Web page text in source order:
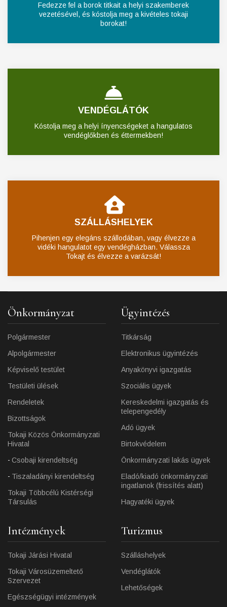
Fedezze fel a borok titkait a helyi szakemberek
vezetésével, és kóstolja meg a kivételes tokaji
borokat!
VENDÉGLÁTÓK
Kóstolja meg a helyi ínyencségeket a hangulatos
vendéglőkben és éttermekben!
SZÁLLÁSHELYEK
Pihenjen egy elegáns szállodában, vagy élvezze a
vidéki hangulatot egy vendégházban. Válassza
Tokajt és élvezze a varázsát!
Önkormányzat
Polgármester
Alpolgármester
Képviselő testület
Testületi ülések
Rendeletek
Bizottságok
Tokaji Közös Önkormányzati
Hivatal
Csobaji kirendeltség
Tiszaladányi kirendeltség
Tokaji Többcélú Kistérségi
Társulás
Ügyintézés
Titkárság
Elektronikus ügyintézés
Anyakönyvi igazgatás
Szociális ügyek
Kereskedelmi igazgatás és
telepengedély
Adó ügyek
Birtokvédelem
Önkormányzati lakás ügyek
Eladó/kiadó önkormányzati
ingatlanok (frissítés alatt)
Hagyatéki ügyek
Intézmények
Tokaji Járási Hivatal
Tokaji Városüzemeltető
Szervezet
Egészségügyi intézmények
Turizmus
Szálláshelyek
Vendéglátók
Lehetőségek